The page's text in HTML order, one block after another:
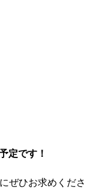
定です！
ぜひお求めくださ